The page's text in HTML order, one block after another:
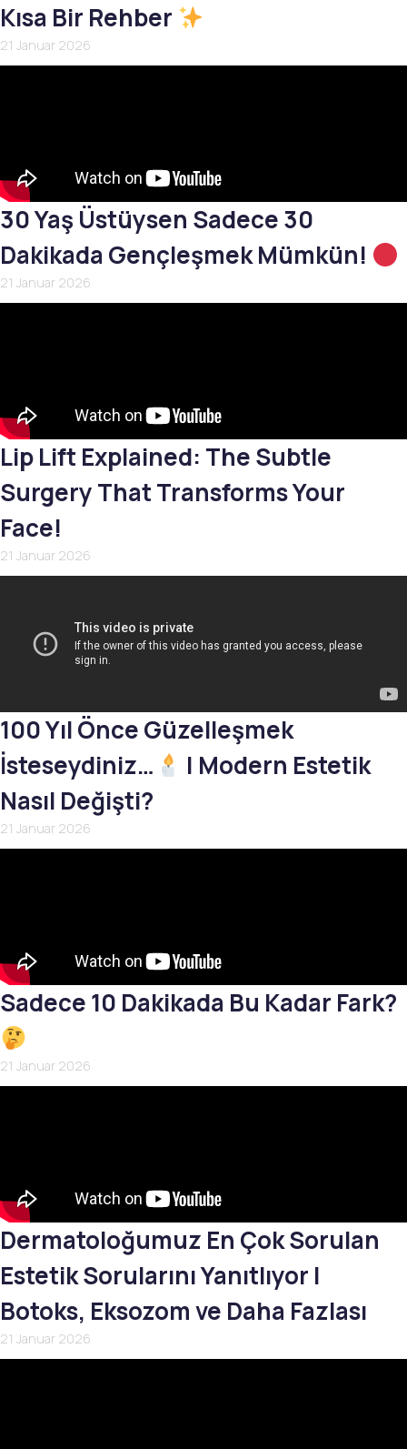
Kısa Bir Rehber
21 Januar 2026
30 Yaş Üstüysen Sadece 30
Dakikada Gençleşmek Mümkün!
21 Januar 2026
Lip Lift Explained: The Subtle
Surgery That Transforms Your
Face!
21 Januar 2026
100 Yıl Önce Güzelleşmek
İsteseydiniz…
| Modern Estetik
Nasıl Değişti?
21 Januar 2026
Sadece 10 Dakikada Bu Kadar Fark?
21 Januar 2026
Dermatoloğumuz En Çok Sorulan
Estetik Sorularını Yanıtlıyor |
Botoks, Eksozom ve Daha Fazlası
21 Januar 2026